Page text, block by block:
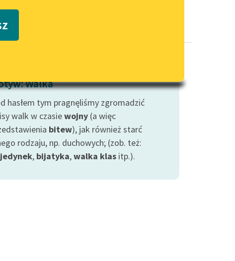
PDF
wrażliwych
Deklaracja dostępności
Walka
hasłem tym pragnęliśmy zgromadzić
walk w czasiewojny (a więc
bitew), jak również starć
rodzaju, np. duchowych; (zob. też:
, bijatyka,walka klas itp.).